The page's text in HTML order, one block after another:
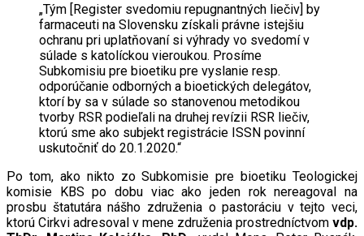
„Tým [Register svedomiu repugnantných liečiv] by
farmaceuti na Slovensku získali právne istejšiu
ochranu pri uplatňovaní si výhrady vo svedomí v
súlade s katolíckou vieroukou. Prosíme
Subkomisiu pre bioetiku pre vyslanie resp.
odporúčanie odborných a bioetických delegátov,
ktorí by sa v súlade so stanovenou metodikou
tvorby RSR podieľali na druhej revízii RSR liečiv,
ktorú sme ako subjekt registrácie ISSN povinní
uskutočniť do 20.1.2020.“
Po tom, ako nikto zo Subkomisie pre bioetiku Teologickej
komisie KBS po dobu viac ako jeden rok nereagoval na
prosbu štatutára nášho združenia o pastoráciu v tejto veci,
ktorú Cirkvi adresoval v mene združenia prostredníctvom vdp.